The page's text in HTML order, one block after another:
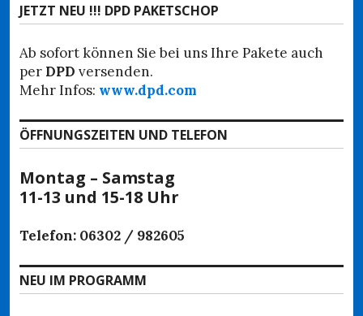
JETZT NEU !!! DPD PAKETSCHOP
Ab sofort können Sie bei uns Ihre Pakete auch
per DPD versenden.
Mehr Infos: www.dpd.com
ÖFFNUNGSZEITEN UND TELEFON
Montag – Samstag
11-13 und 15-18 Uhr
Telefon: 06302 / 982605
NEU IM PROGRAMM